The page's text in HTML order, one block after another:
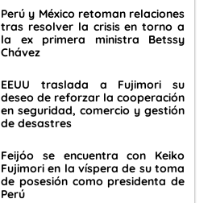
Perú y México retoman relaciones
tras resolver la crisis en torno a
la ex primera ministra Betssy
Chávez
EEUU traslada a Fujimori su
deseo de reforzar la cooperación
en seguridad, comercio y gestión
de desastres
Feijóo se encuentra con Keiko
Fujimori en la víspera de su toma
de posesión como presidenta de
Perú